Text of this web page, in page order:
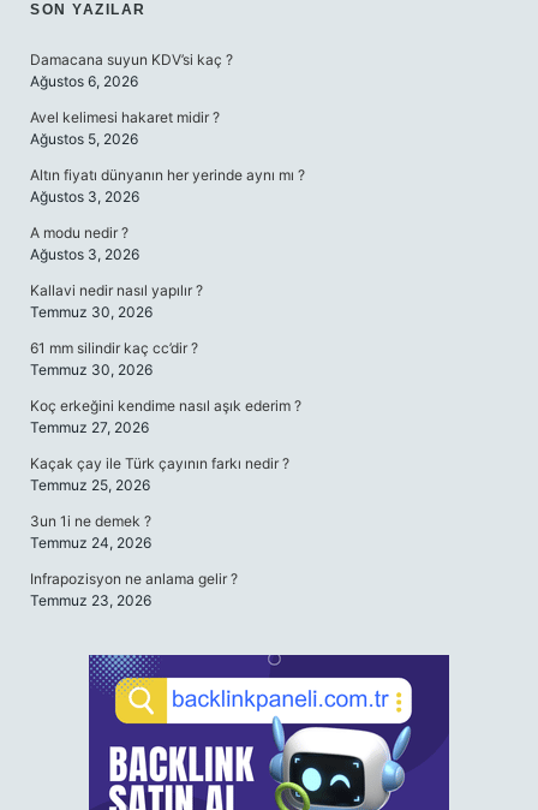
SIDEBAR
SON YAZILAR
Damacana suyun KDV’si kaç ?
Ağustos 6, 2026
Avel kelimesi hakaret midir ?
Ağustos 5, 2026
Altın fiyatı dünyanın her yerinde aynı mı ?
Ağustos 3, 2026
A modu nedir ?
Ağustos 3, 2026
Kallavi nedir nasıl yapılır ?
Temmuz 30, 2026
61 mm silindir kaç cc’dir ?
Temmuz 30, 2026
Koç erkeğini kendime nasıl aşık ederim ?
Temmuz 27, 2026
Kaçak çay ile Türk çayının farkı nedir ?
Temmuz 25, 2026
3un 1i ne demek ?
Temmuz 24, 2026
Infrapozisyon ne anlama gelir ?
Temmuz 23, 2026